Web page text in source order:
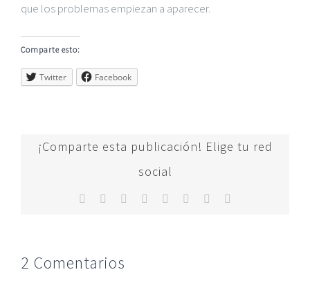
que los problemas empiezan a aparecer.
Comparte esto:
Twitter Facebook
¡Comparte esta publicación! Elige tu red
social
Facebook
TwitterReddit LinkedIn
TumblrPinterest
2 Comentarios